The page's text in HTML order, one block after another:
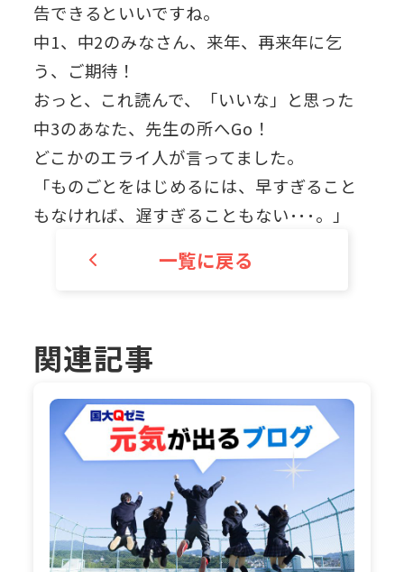
告できるといいですね。
中1、中2のみなさん、来年、再来年に乞
う、ご期待！
おっと、これ読んで、「いいな」と思った
中3のあなた、先生の所へGo！
どこかのエライ人が言ってました。
「ものごとをはじめるには、早すぎること
もなければ、遅すぎることもない･･･。」
一覧に戻る
関連記事